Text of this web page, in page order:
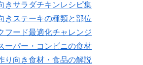
きサラダチキンレシピ集
きステーキの種類と部位
フード最適化チャレンジ
ーパー・コンビニの食材
り向き食材・食品の解説